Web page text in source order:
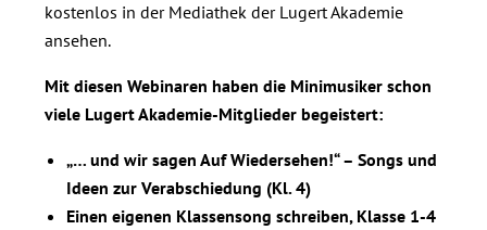
kostenlos in der Mediathek der Lugert Akademie
ansehen.
Mit diesen Webinaren haben die Minimusiker schon
viele Lugert Akademie-Mitglieder begeistert:
„… und wir sagen Auf Wiedersehen!“ – Songs und
Ideen zur Verabschiedung (Kl. 4)
Einen eigenen Klassensong schreiben, Klasse 1-4